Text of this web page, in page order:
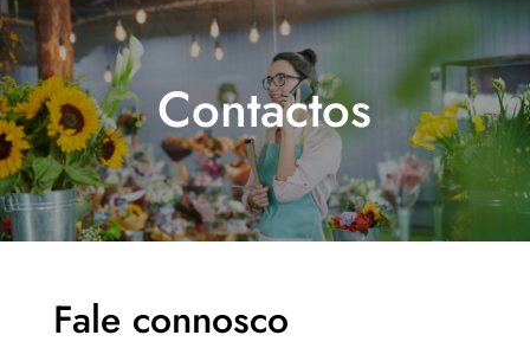
Contactos
Fale connosco